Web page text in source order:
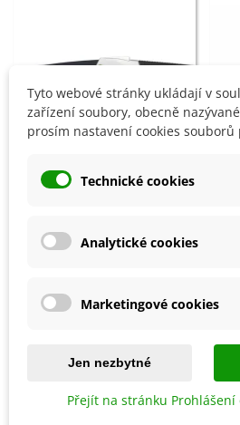
ks
Tyto webové stránky ukládají v
zařízení soubory, obecně
prosím nastavení cookies
Technické cookies
Analytické cookies
Marketingové cookies
Jen nezbytné
Přejít na stránku Prohlášení